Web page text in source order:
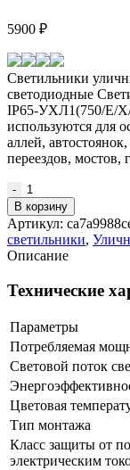
5900 ₽
Светильники
светодиодные
IP65-УХЛ1(750/E/
используются для
аллей,
переездов, мостов,
Количество
товара
Светильник
GALAD
Победа
60-
IP65-
УХЛ1
В корзину
Артикул:
светильники,
Описание
Технические
Параметры
Потребляемая
Световой поток
Цветовая
Тип монтажа
Класс защиты от
электрическим